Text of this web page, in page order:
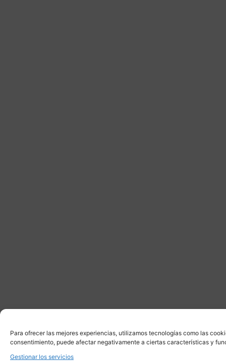
Para ofrecer las mejores experiencias, utilizamos tecnologías como las
consentimiento, puede afectar negativamente a ciertas características y
Gestionar los servicios